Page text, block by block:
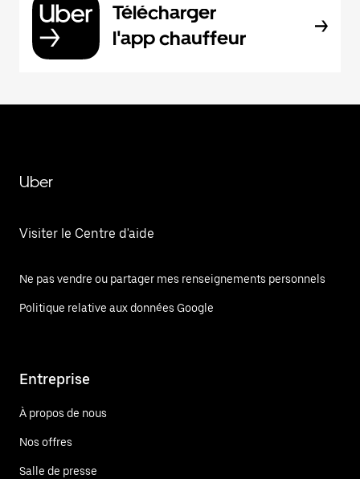
Télécharger
l'app chauffeur
Uber
Visiter le Centre d'aide
Ne pas vendre ou partager mes renseignements personnels
Politique relative aux données Google
Entreprise
À propos de nous
Nos offres
Salle de presse